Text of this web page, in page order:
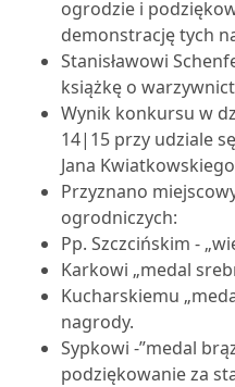
ogrodzie i
demonstrację tych
Stanisławowi
książkę o
Wynik konkursu w
14|15 przy udziale
Jana
Przyznano
ogrodniczych:
Pp. Szczcińskim -
Karkowi „medal
Kucharskiemu
nagrody.
Sypkowi -”medal
podziękowanie za